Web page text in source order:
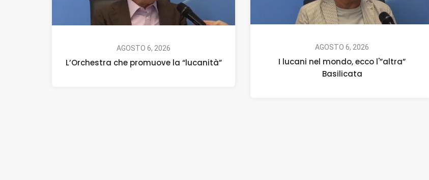
AGOSTO 6, 2026
L’Orchestra che promuove la “lucanità”
AGOSTO 6, 2026
I lucani nel mondo, ecco l'”altra”
Basilicata